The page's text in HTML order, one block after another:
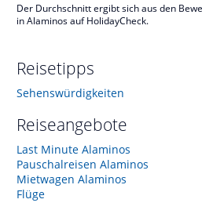
Der Durchschnitt ergibt sich aus den
in Alaminos auf HolidayCheck.
Reisetipps
Sehenswürdigkeiten
Reiseangebote
Last Minute Alaminos
Pauschalreisen Alaminos
Mietwagen Alaminos
Flüge